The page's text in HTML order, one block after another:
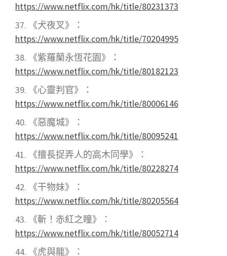
https://www.netflix.com/hk/title/80231373
《犬夜叉》：
https://www.netflix.com/hk/title/70204995
《紫羅蘭永恆花園》：
https://www.netflix.com/hk/title/80182123
《心靈判官》：
https://www.netflix.com/hk/title/80006146
《惡魔城》：
https://www.netflix.com/hk/title/80095241
《擅長捉弄人的高木同學》：
https://www.netflix.com/hk/title/80228274
《干物妹》：
https://www.netflix.com/hk/title/80205564
《斬！赤紅之瞳》：
https://www.netflix.com/hk/title/80052714
《虎與龍》：